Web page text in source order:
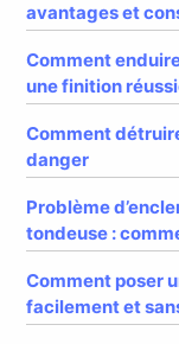
avantages et
Comment
une finition
Comment
danger
Problème
tondeuse :
Comment poser
facilement et